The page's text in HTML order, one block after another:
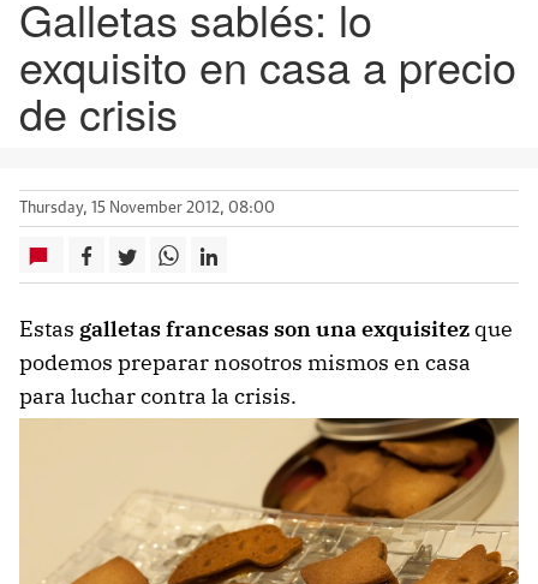
Galletas sablés: lo
exquisito en casa a precio
de crisis
Thursday, 15 November 2012, 08:00
Estas galletas francesas son una exquisitez que
podemos preparar nosotros mismos en casa
para luchar contra la crisis.